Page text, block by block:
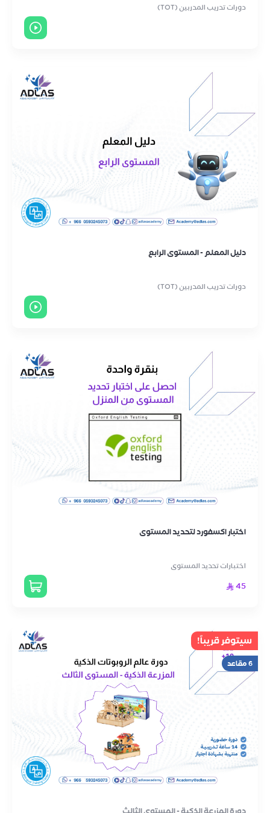
دورات تدريب المدربين (TOT)
دليل المعلم - المستوى الرابع
دورات تدريب المدربين (TOT)
اختبار اكسفورد لتحديد المستوى
اختبارات تحديد المستوى
45
سيتوفر قريباً!
6 مقاعد